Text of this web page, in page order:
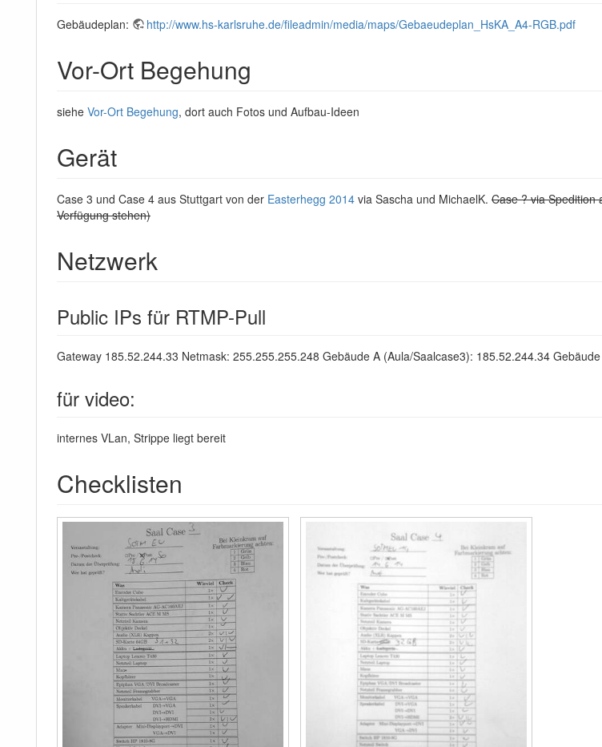
Gebäudeplan: http://www.hs-karlsruhe.de/fileadmin/media/maps/Gebaeudeplan_HsKA_A4-RGB.pdf
Vor-Ort Begehung
siehe Vor-Ort Begehung, dort auch Fotos und Aufbau-Ideen
Gerät
Case 3 und Case 4 aus Stuttgart von der Easterhegg 2014 via Sascha und MichaelK. Case ? via
Verfügung stehen)
Netzwerk
Public IPs für RTMP-Pull
Gateway 185.52.244.33 Netmask: 255.255.255.248 Gebäude A (Aula/Saalcase3): 185.52.244.34
für video:
internes VLan, Strippe liegt bereit
Checklisten